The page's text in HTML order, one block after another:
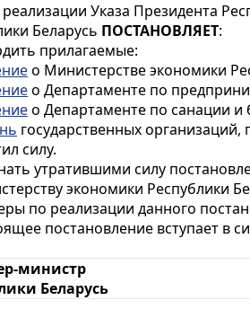
реализации Указа Президента
Беларусь ПОСТАНОВЛЯЕТ:
прилагаемые:
о Министерстве экономики
о Департаменте по
о Департаменте по санации и
государственных
силу.
утратившими силу
экономики Республики
по реализации данного
постановление вступает в
министр
Беларусь